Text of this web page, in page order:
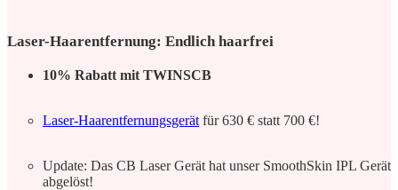
Laser-Haarentfernung: Endlich haarfrei
10% Rabatt mit TWINSCB
Laser-Haarentfernungsgerät für 630 € statt 700 €!
Update: Das CB Laser Gerät hat unser SmoothSkin IPL Gerät
abgelöst!